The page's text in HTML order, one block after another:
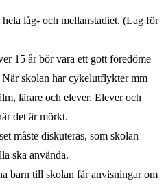
låg- och mellanstadiet. (Lag för
15 år bör vara ett gott föredöme
skolan har cykelutflykter mm
lärare och elever. Elever och
det är mörkt.
måste diskuteras, som skolan
ska använda.
barn till skolan får anvisningar om